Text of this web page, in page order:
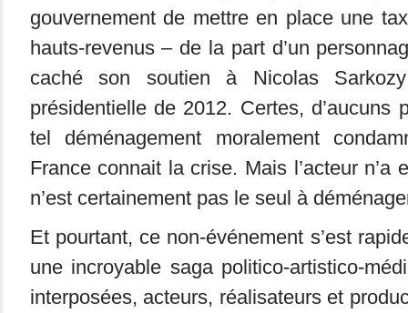
gouvernement de mettre en place une
hauts-revenus – de la part d’un
caché son soutien à Nicolas
présidentielle de 2012. Certes, d’aucuns
tel déménagement moralement
France connait la crise. Mais l’acteur n’a
n’est certainement pas le seul à
Et pourtant, ce non-événement s’est
une incroyable saga politico-artistico-
interposées, acteurs, réalisateurs et